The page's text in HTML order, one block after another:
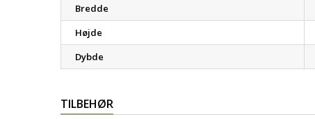
Bredde
Højde
Dybde
TILBEHØR